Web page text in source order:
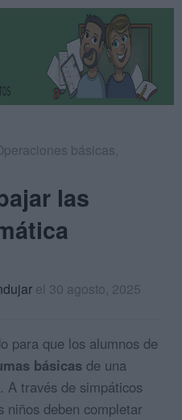
básicas,
las
el 30 agosto, 2025
para que los alumnos de
básicas de una
. A través de simpáticos
niños deben completar